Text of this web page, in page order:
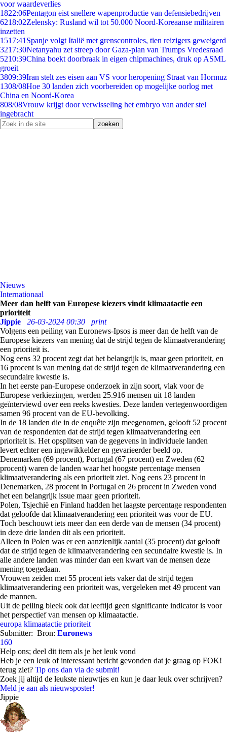
voor waardeverlies
1822:06Pentagon eist snellere wapenproductie van defensiebedrijven
6218:02Zelensky: Rusland wil tot 50.000 Noord-Koreaanse militairen
inzetten
1517:41 Spanje volgt Italië met grenscontroles, tien reizigers geweigerd
3217:30Netanyahu zet streep door Gaza-plan van Trumps Vredesraad
5210:39China boekt doorbraak in eigen chipmachines, druk op ASML
groeit
3809:39Iran stelt zes eisen aan VS voor heropening Straat van Hormuz
1308/08Hoe 30 landen zich voorbereiden op mogelijke oorlog met
China en Noord-Korea
808/08Vrouw krijgt door verwisseling het embryo van ander stel
ingebracht
Nieuws
Internationaal
Meer dan helft van Europese kiezers vindt klimaatactie een
prioriteit
Jippie
26-03-2024 00:30
print
Volgens een peiling van Euronews-Ipsos is meer dan de helft van de
Europese kiezers van mening dat de strijd tegen de klimaatverandering
een prioriteit is.
Nog eens 32 procent zegt dat het belangrijk is, maar geen prioriteit, en
16 procent is van mening dat de strijd tegen de klimaatverandering een
secundaire kwestie is.
In het eerste pan-Europese onderzoek in zijn soort, vlak voor de
Europese verkiezingen, werden 25.916 mensen uit 18 landen
geïnterviewd over een reeks kwesties. Deze landen vertegenwoordigen
samen 96 procent van de EU-bevolking.
In de 18 landen die in de enquête zijn meegenomen, gelooft 52 procent
van de respondenten dat de strijd tegen klimaatverandering een
prioriteit is. Het opsplitsen van de gegevens in individuele landen
levert echter een ingewikkelder en gevarieerder beeld op.
Denemarken (69 procent), Portugal (67 procent) en Zweden (62
procent) waren de landen waar het hoogste percentage mensen
klimaatverandering als een prioriteit ziet. Nog eens 23 procent in
Denemarken, 28 procent in Portugal en 26 procent in Zweden vond
het een belangrijk issue maar geen prioriteit.
Polen, Tsjechië en Finland hadden het laagste percentage respondenten
dat geloofde dat klimaatverandering een prioriteit was voor de EU.
Toch beschouwt iets meer dan een derde van de mensen (34 procent)
in deze drie landen dit als een prioriteit.
Alleen in Polen was er een aanzienlijk aantal (35 procent) dat gelooft
dat de strijd tegen de klimaatverandering een secundaire kwestie is. In
alle andere landen was minder dan een kwart van de mensen deze
mening toegedaan.
Vrouwen zeiden met 55 procent iets vaker dat de strijd tegen
klimaatverandering een prioriteit was, vergeleken met 49 procent van
de mannen.
Uit de peiling bleek ook dat leeftijd geen significante indicator is voor
het perspectief van mensen op klimaatactie.
europa klimaatactie prioriteit
Submitter: Bron: Euronews
160
Help ons; deel dit item als je het leuk vond
Heb je een leuk of interessant bericht gevonden dat je graag op FOK!
terug ziet? Tip ons dan via de submit!
Zoek jij altijd de leukste nieuwtjes en kun je daar leuk over schrijven?
Meld je aan als nieuwsposter!
Jippie